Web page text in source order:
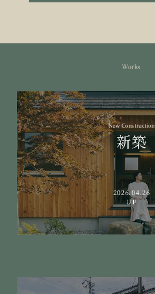
Works
New Construction
新築
2026.04.26
UP